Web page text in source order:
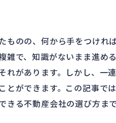
ものの、何から手をつけれ
雑で、知識がないまま進め
れがあります。しかし、一
とができます。この記事で
きる不動産会社の選び方ま